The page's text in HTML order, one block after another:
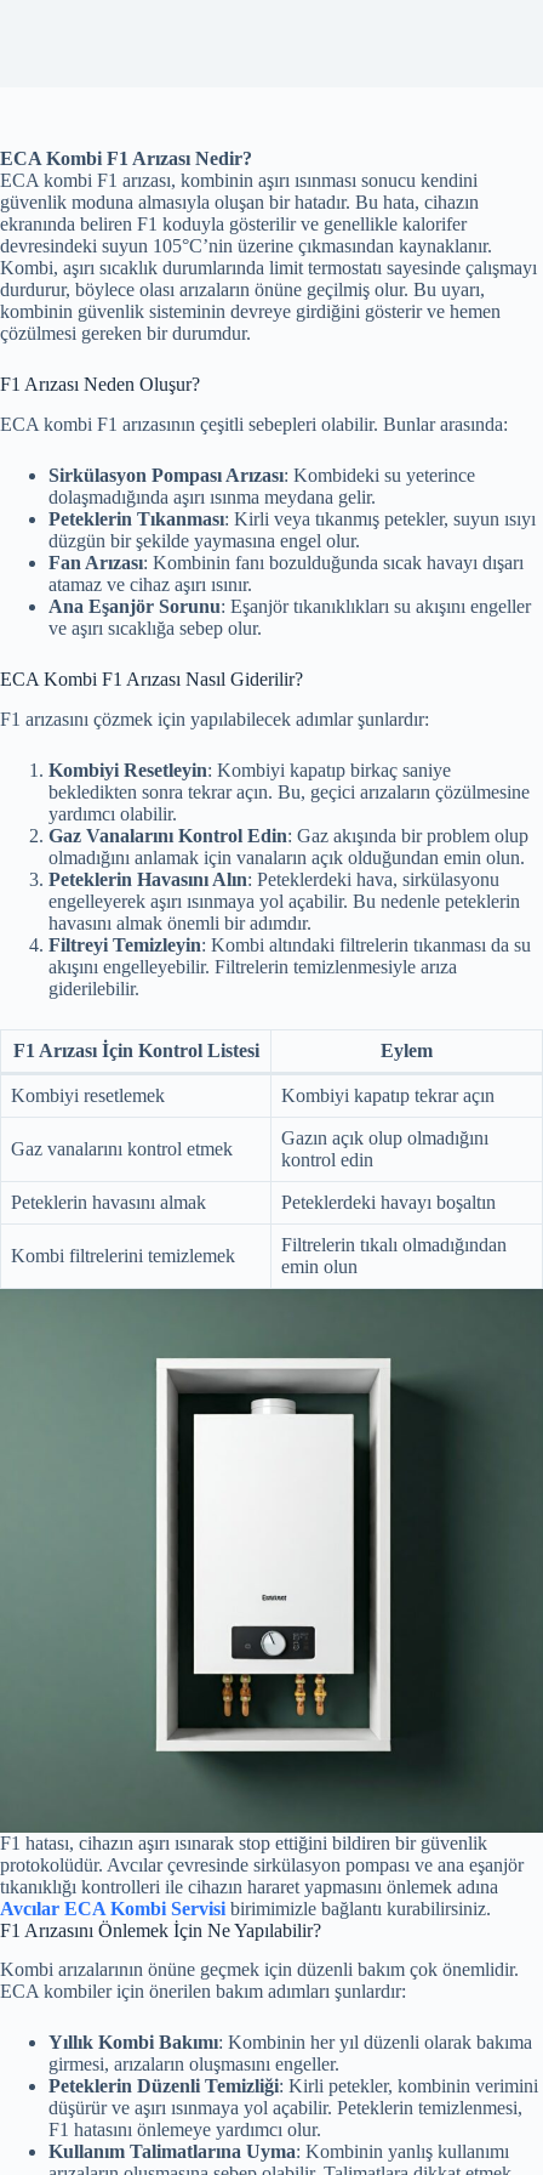
ECA Kombi F1 Arızası Nedir?
ECA kombi F1 arızası, kombinin aşırı ısınması sonucu kendini
güvenlik moduna almasıyla oluşan bir hatadır. Bu hata, cihazın
ekranında beliren F1 koduyla gösterilir ve genellikle kalorifer
devresindeki suyun 105°C’nin üzerine çıkmasından kaynaklanır.
Kombi, aşırı sıcaklık durumlarında limit termostatı sayesinde çalışmayı
durdurur, böylece olası arızaların önüne geçilmiş olur. Bu uyarı,
kombinin güvenlik sisteminin devreye girdiğini gösterir ve hemen
çözülmesi gereken bir durumdur.
F1 Arızası Neden Oluşur?
ECA kombi F1 arızasının çeşitli sebepleri olabilir. Bunlar arasında:
Sirkülasyon Pompası Arızası: Kombideki su yeterince
dolaşmadığında aşırı ısınma meydana gelir.
Peteklerin Tıkanması: Kirli veya tıkanmış petekler, suyun ısıyı
düzgün bir şekilde yaymasına engel olur.
Fan Arızası: Kombinin fanı bozulduğunda sıcak havayı dışarı
atamaz ve cihaz aşırı ısınır.
Ana Eşanjör Sorunu: Eşanjör tıkanıklıkları su akışını engeller
ve aşırı sıcaklığa sebep olur.
ECA Kombi F1 Arızası Nasıl Giderilir?
F1 arızasını çözmek için yapılabilecek adımlar şunlardır:
Kombiyi Resetleyin: Kombiyi kapatıp birkaç saniye
bekledikten sonra tekrar açın. Bu, geçici arızaların çözülmesine
yardımcı olabilir.
Gaz Vanalarını Kontrol Edin: Gaz akışında bir problem olup
olmadığını anlamak için vanaların açık olduğundan emin olun.
Peteklerin Havasını Alın: Peteklerdeki hava, sirkülasyonu
engelleyerek aşırı ısınmaya yol açabilir. Bu nedenle peteklerin
havasını almak önemli bir adımdır.
Filtreyi Temizleyin: Kombi altındaki filtrelerin tıkanması da su
akışını engelleyebilir. Filtrelerin temizlenmesiyle arıza
giderilebilir.
F1 Arızası İçin Kontrol Listesi Eylem
Kombiyi resetlemek Kombiyi kapatıp tekrar açın
Gaz vanalarını kontrol etmek
Gazın açık olup olmadığını
kontrol edin
Peteklerin havasını almak Peteklerdeki havayı boşaltın
Kombi filtrelerini temizlemek
Filtrelerin tıkalı olmadığından
emin olun
F1 hatası, cihazın aşırı ısınarak stop ettiğini bildiren bir güvenlik
protokolüdür. Avcılar çevresinde sirkülasyon pompası ve ana eşanjör
tıkanıklığı kontrolleri ile cihazın hararet yapmasını önlemek adına
Avcılar ECA Kombi Servisi birimimizle bağlantı kurabilirsiniz.
F1 Arızasını Önlemek İçin Ne Yapılabilir?
Kombi arızalarının önüne geçmek için düzenli bakım çok önemlidir.
ECA kombiler için önerilen bakım adımları şunlardır:
Yıllık Kombi Bakımı: Kombinin her yıl düzenli olarak bakıma
girmesi, arızaların oluşmasını engeller.
Peteklerin Düzenli Temizliği: Kirli petekler, kombinin verimini
düşürür ve aşırı ısınmaya yol açabilir. Peteklerin temizlenmesi,
F1 hatasını önlemeye yardımcı olur.
Kullanım Talimatlarına Uyma: Kombinin yanlış kullanımı